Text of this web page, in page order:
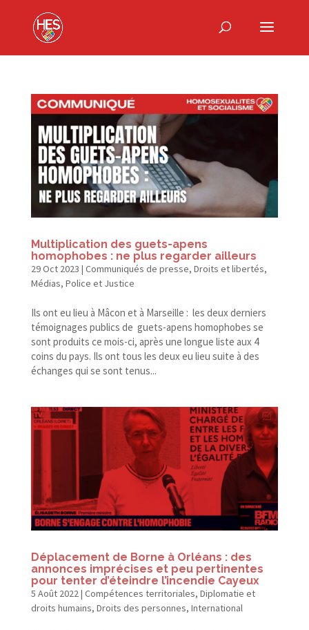
Multiplication des guets-​apens
homophobes : ne plus regarder ailleurs
29 Oct 2023 | Communiqués de presse, Droits et libertés,
Médias, Police et Justice
Ils ont eu lieu à Mâcon et à Marseille : les deux derniers
témoignages publics de guets-​apens homophobes se
sont produits ce mois-​ci, après une longue liste aux 4
coins du pays. Ils ont tous les deux eu lieu suite à des
échanges qui se sont tenus...
Déplacement de Borne à Orléans : des
annonces imprécises et peu pertinentes
pour tenter d’éteindre l’incendie Cayeux
5 Août 2022| Compétences territoriales, Diplomatie et
droits humains, Droits des personnes, International